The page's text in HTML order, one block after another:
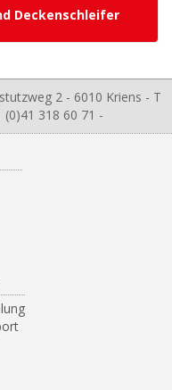
Deckenschleifer
2 - 6010 Kriens - T
318 60 71 -